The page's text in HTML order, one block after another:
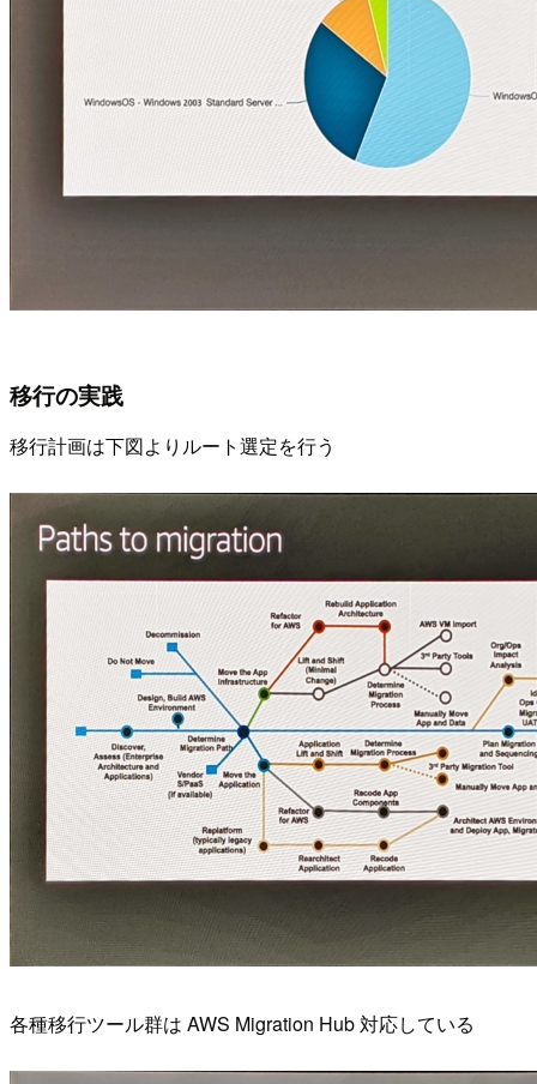
移行の実践
移行計画は下図よりルート選定を行う
各種移行ツール群は AWS Migration Hub 対応している